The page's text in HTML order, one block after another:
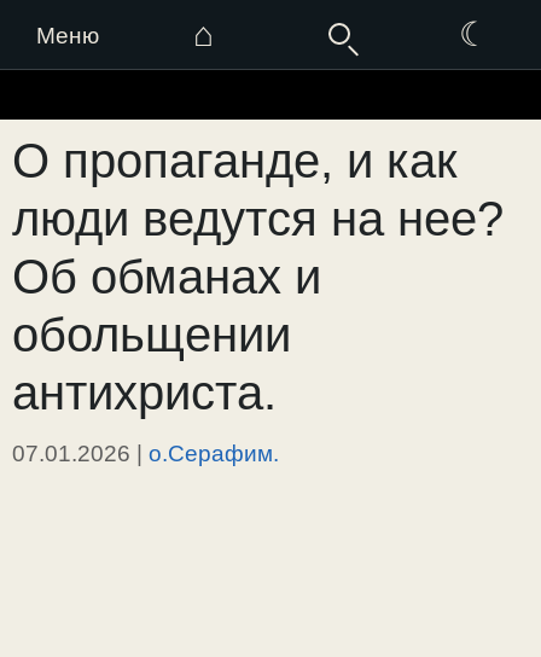
Меню ⌂ ☾
к
содержимому
О пропаганде, и как
люди ведутся на нее?
Об обманах и
обольщении
антихриста.
07.01.2026 | о.Серафим.